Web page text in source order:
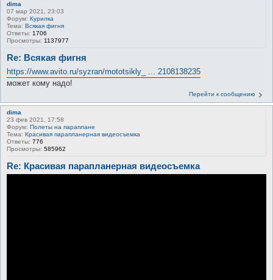
dima
07 мар 2021, 23:03
Форум: Курилка
Тема: Всякая фигня
Ответы: 1706
Просмотры: 1137977
Re: Всякая фигня
https://www.avito.ru/syzran/mototsikly_ ... 2108138235
может кому надо!
Перейти к сообщению
dima
23 фев 2021, 17:58
Форум: Полеты на параплане
Тема: Красивая парапланерная видеосъемка
Ответы: 776
Просмотры: 585962
Re: Красивая парапланерная видеосъемка